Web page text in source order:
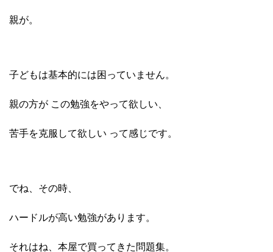
親が。
子どもは基本的には困っていません。
親の方が この勉強をやって欲しい、
苦手を克服して欲しい って感じです。
でね、その時、
ハードルが高い勉強があります。
それはね、本屋で買ってきた問題集。